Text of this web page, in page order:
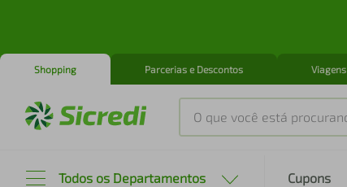
Shopping Parcerias e Descontos Viagens
O que você está procurando?
Todos os Departamentos Cupons